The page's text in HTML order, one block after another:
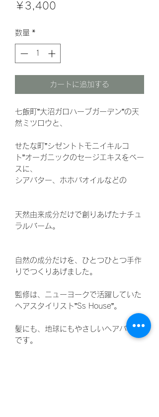
￥3,400
数量 *
カートに追加する
七飯町”大沼ガロハーブガーデン”の天
然ミツロウと、
せたな町”シゼントトモニイキルコ
ト”オーガニックのセージエキスをベー
スに、
シアバター、ホホバオイルなどの
天然由来成分だけで創りあげたナチュ
ラルバーム。
自然の成分だけを、ひとつひとつ手作
りでつくりあげました。
監修は、ニューヨークで活躍していた
ヘアスタイリスト”Ss House”。
髪にも、地球にもやさしいヘアバーム
です。